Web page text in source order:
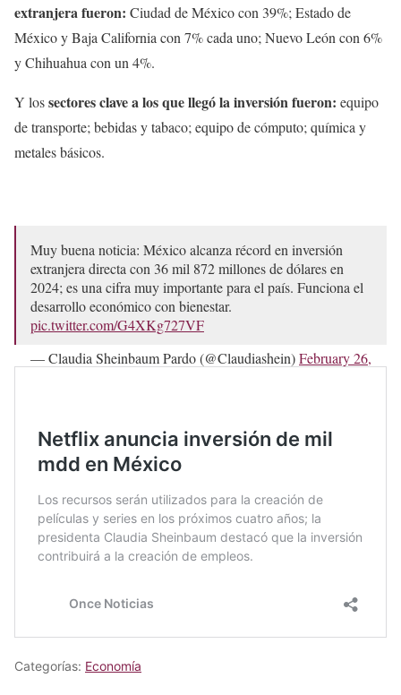
extranjera fueron: Ciudad de México con 39%; Estado de
México y Baja California con 7% cada uno; Nuevo León con 6%
y Chihuahua con un 4%.
Y lossectores clave a los que llegó la inversión fueron: equipo
de transporte; bebidas y tabaco; equipo de cómputo; química y
metales básicos.
Muy buena noticia: México alcanza récord en inversión
extranjera directa con 36 mil 872 millones de dólares en
2024; es una cifra muy importante para el país. Funciona el
desarrollo económico con bienestar.
pic.twitter.com/G4XKg727VF
— Claudia Sheinbaum Pardo (@Claudiashein)February 26,
Categorías: Economía